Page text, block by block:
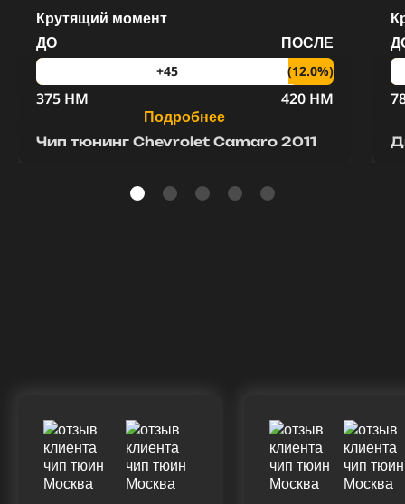
Чип тюнинг Chevrolet Camaro 2011
Крутящий момент
ДО
ПОСЛЕ
+45 (12.0%)
375 HM
420 HM
Подробнее